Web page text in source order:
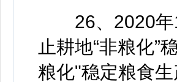
26、2020年
止耕地“非粮化”
粮化"稳定粮食